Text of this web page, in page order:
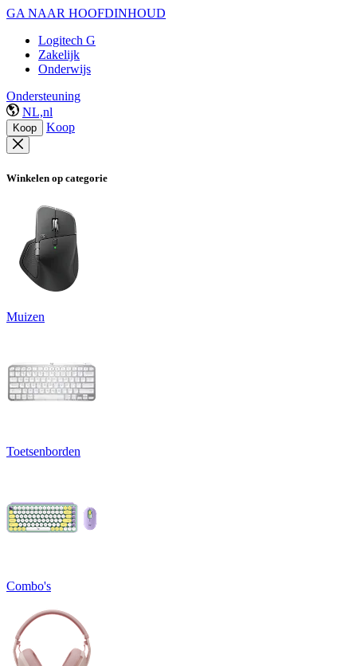
GA NAAR HOOFDINHOUD
Logitech G
Zakelijk
Onderwijs
Ondersteuning
NL,nl
Koop Koop
Winkelen op categorie
Muizen
Toetsenborden
Combo's